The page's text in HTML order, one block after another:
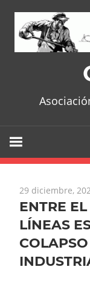
content
29 diciembre,
ENTRE
LÍNEAS